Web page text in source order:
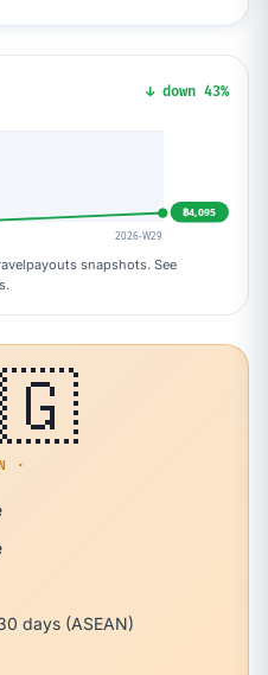
↓ down 43%
฿4,095
2026-W29
snapshots. See
·
days (ASEAN)